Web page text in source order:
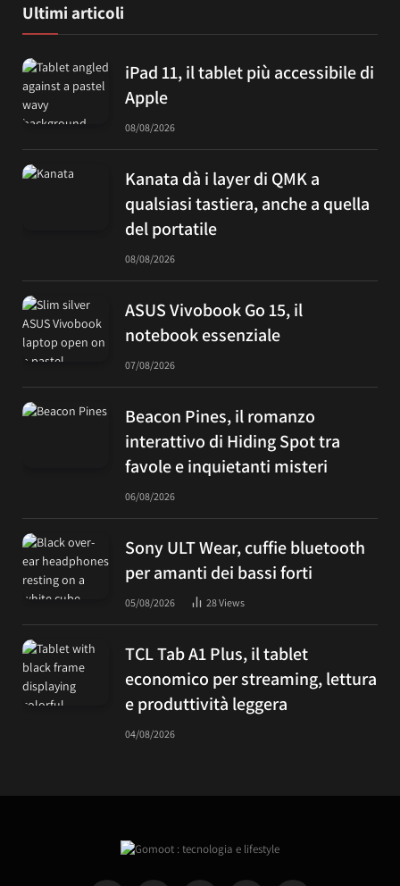
Ultimi articoli
iPad 11, il tablet più accessibile di
Apple
08/08/2026
Kanata dà i layer di QMK a
qualsiasi tastiera, anche a quella
del portatile
08/08/2026
ASUS Vivobook Go 15, il
notebook essenziale
07/08/2026
Beacon Pines, il romanzo
interattivo di Hiding Spot tra
favole e inquietanti misteri
06/08/2026
Sony ULT Wear, cuffie bluetooth
per amanti dei bassi forti
05/08/2026 28Views
TCL Tab A1 Plus, il tablet
economico per streaming, lettura
e produttività leggera
04/08/2026